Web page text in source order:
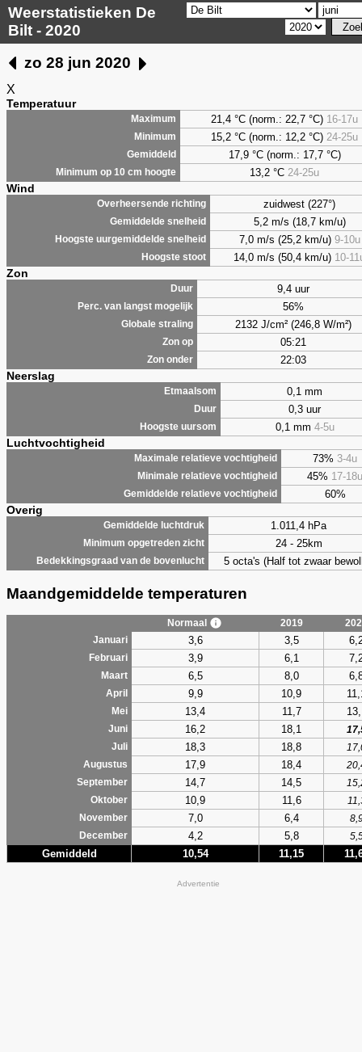
Weerstatistieken De
Bilt - 2020
zo 28 jun 2020
X
Temperatuur
Maximum 21,4 °C (norm.: 22,7 °C) 16-17u
Minimum 15,2 °C (norm.: 12,2 °C) 24-25u
Gemiddeld 17,9 °C (norm.: 17,7 °C)
Minimum op 10 cm hoogte 13,2 °C 24-25u
Wind
Overheersende richting zuidwest (227°)
Gemiddelde snelheid 5,2 m/s (18,7 km/u)
Hoogste uurgemiddelde snelheid 7,0 m/s (25,2 km/u) 9-10u
Hoogste stoot 14,0 m/s (50,4 km/u) 10-
Zon
Duur 9,4 uur
Perc. van langst mogelijk 56%
Globale straling 2132 J/cm² (246,8 W/m²)
Zon op 05:21
Zon onder 22:03
Neerslag
Etmaalsom 0,1 mm
Duur 0,3 uur
Hoogste uursom 0,1 mm 4-5u
Luchtvochtigheid
Maximale relatieve vochtigheid 73% 3-4u
Minimale relatieve vochtigheid 45% 17-18u
Gemiddelde relatieve vochtigheid 60%
Overig
Gemiddelde luchtdruk 1.011,4 hPa
Minimum opgetreden zicht 24 - 25km
Bedekkingsgraad van de bovenlucht 5 octa's (Half tot zwaar
Maandgemiddelde temperaturen
Normaal 2019
Januari
3,6 3,5
Februari 3,9 6,1
Maart 6,5 8,0
April 9,9 10,9
Mei 13,4 11,7
Juni 16,2 18,1
Juli
18,3 18,8
Augustus
17,9 18,4
September
14,7 14,5
Oktober
10,9 11,6
November
7,0 6,4
December
4,2 5,8
Gemiddeld 10,54 11,15
Advertentie